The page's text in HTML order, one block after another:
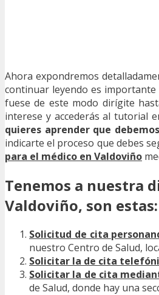
Ahora expondremos
continuar leyendo es
fuese de este modo dirígite
interese y accederás al tutorial
quieres aprender que
indicarte el proceso que debes
para el médico en Valdoviño
Tenemos a nuestra
Valdoviño, son estas:
Solicitud de cita
nuestro Centro de Salud,
Solicitar la de cita
Solicitar la de cita
de Salud, donde hay una